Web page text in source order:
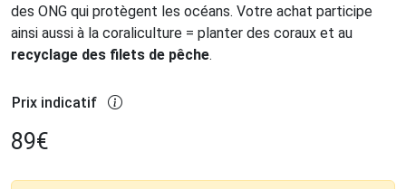
des ONG qui protègent les océans. Votre achat participe
ainsi aussi à la coraliculture = planter des coraux et au
recyclage des filets de pêche.
Prix indicatif
89€